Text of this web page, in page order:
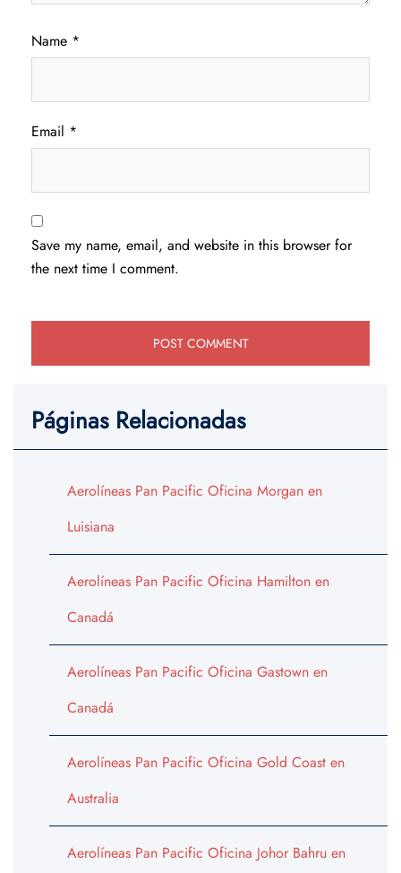
Name *
Email *
Save my name, email, and website in this browser for
the next time I comment.
Páginas Relacionadas
Aerolíneas Pan Pacific Oficina Morgan en
Luisiana
Aerolíneas Pan Pacific Oficina Hamilton en
Canadá
Aerolíneas Pan Pacific Oficina Gastown en
Canadá
Aerolíneas Pan Pacific Oficina Gold Coast en
Australia
Aerolíneas Pan Pacific Oficina Johor Bahru en